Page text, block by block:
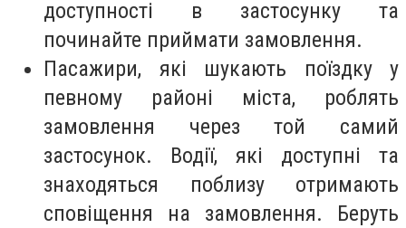
доступності в застосунку та
починайте приймати замовлення.
Пасажири, які шукають поїздку у
певному районі міста, роблять
замовлення через той самий
застосунок. Водії, які доступні та
знаходяться поблизу отримають
сповіщення на замовлення. Беруть